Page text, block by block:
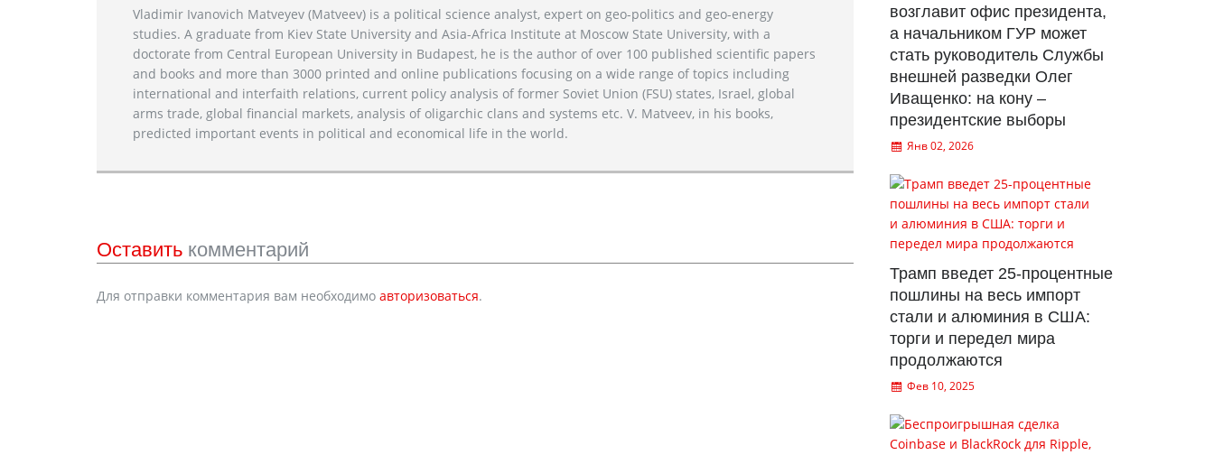
Vladimir Ivanovich Matveyev (Matveev) is a political science analyst, expert on geo-politics and geo-energy
studies. A graduate from Kiev State University and Asia-Africa Institute at Moscow State University, with a
doctorate from Central European University in Budapest, he is the author of over 100 published scientific papers
and books and more than 3000 printed and online publications focusing on a wide range of topics including
international and interfaith relations, current policy analysis of former Soviet Union (FSU) states, Israel, global
arms trade, global financial markets, analysis of oligarchic clans and systems etc. V. Matveev, in his books,
predicted important events in political and economical life in the world.
Оставить комментарий
Для отправки комментария вам необходимо авторизоваться.
возглавит офис президента,
а начальником ГУР может
стать руководитель Службы
внешней разведки Олег
Иващенко: на кону –
президентские выборы
Янв 02, 2026
Трамп введет 25-процентные
пошлины на весь импорт
стали и алюминия в США:
торги и передел мира
продолжаются
Фев 10, 2025